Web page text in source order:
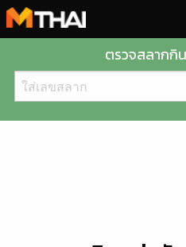
Skip
to
ตรวจสลากกิ